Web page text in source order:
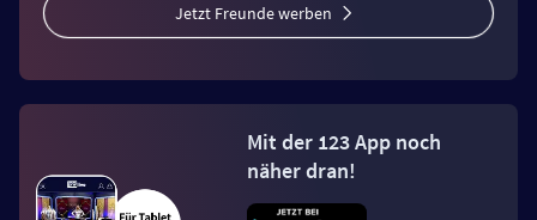
Jetzt Freunde werben
Mit der 123 App noch
näher dran!